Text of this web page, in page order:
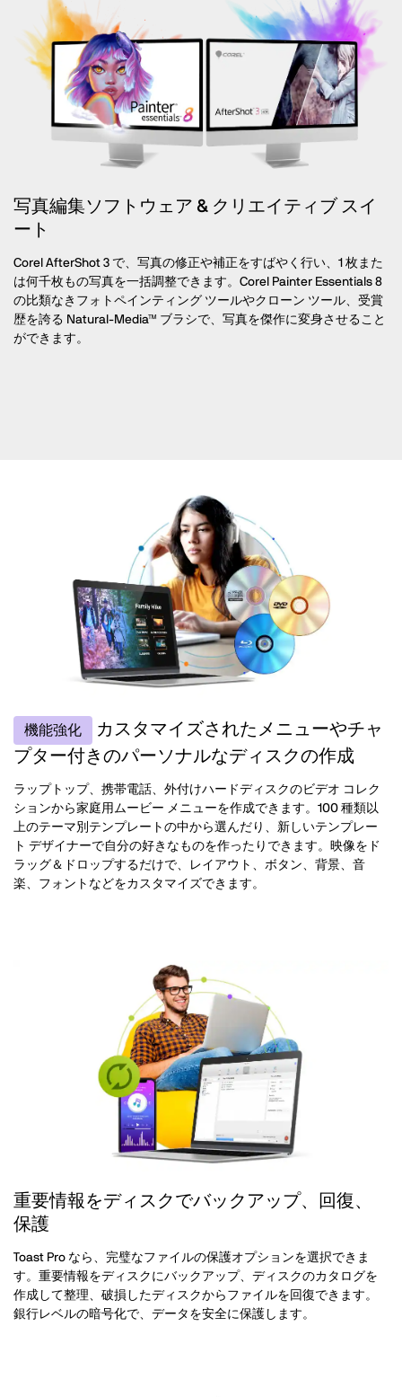
写真編集ソフトウェア & クリエイティブ スイ
ート
Corel AfterShot 3 で、写真の修正や補正をすばやく行い、1 枚また
は何千枚もの写真を一括調整できます。Corel Painter Essentials 8
の比類なきフォトペインティング ツールやクローン ツール、受賞
歴を誇る Natural-Media™ ブラシで、写真を傑作に変身させること
ができます。
機能強化
カスタマイズされたメニューやチャ
プター付きのパーソナルなディスクの作成
ラップトップ、携帯電話、外付けハードディスクのビデオ コレク
ションから家庭用ムービー メニューを作成できます。100 種類以
上のテーマ別テンプレートの中から選んだり、新しいテンプレー
ト デザイナーで自分の好きなものを作ったりできます。映像をド
ラッグ＆ドロップするだけで、レイアウト、ボタン、背景、音
楽、フォントなどをカスタマイズできます。
重要情報をディスクでバックアップ、回復、
保護
Toast Pro なら、完璧なファイルの保護オプションを選択できま
す。重要情報をディスクにバックアップ、ディスクのカタログを
作成して整理、破損したディスクからファイルを回復できます。
銀行レベルの暗号化で、データを安全に保護します。